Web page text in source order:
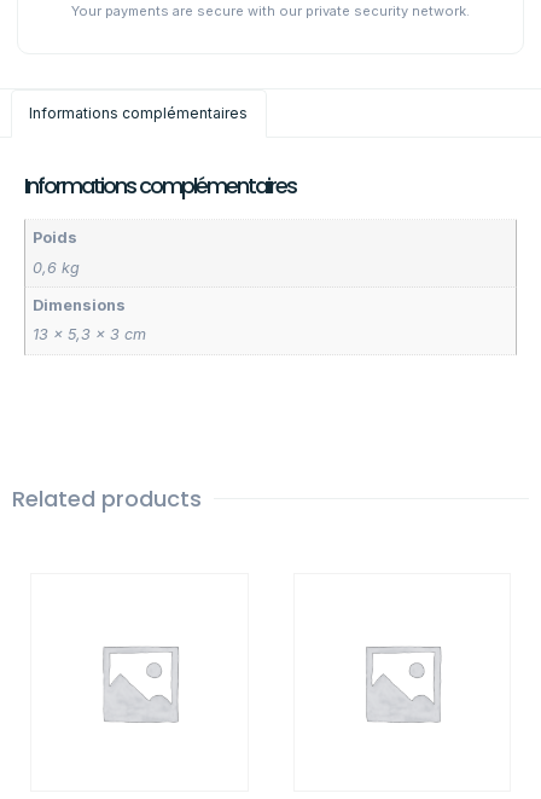
Your payments are secure with our private security network.
Informations complémentaires
Informations complémentaires
Poids
0,6 kg
Dimensions
13 × 5,3 × 3 cm
Related products